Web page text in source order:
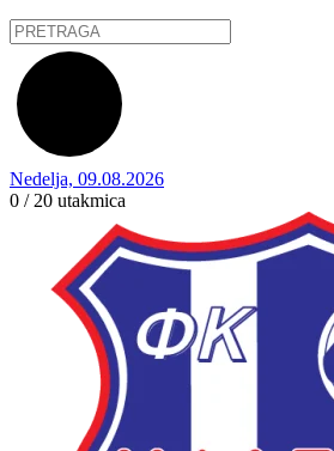
Nedelja, 09.08.2026
0 / 20 utakmica